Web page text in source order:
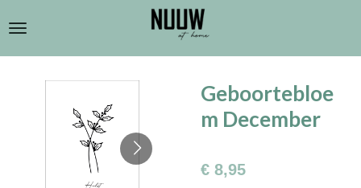
direct
naar
Geboortebloe
m December
€ 8,95